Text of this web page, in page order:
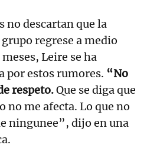
no descartan que la
regrese a medio
Leire se ha
por estos rumores. “No
respeto.Que se diga que
no me afecta. Lo que no
ningunee”, dijo en una